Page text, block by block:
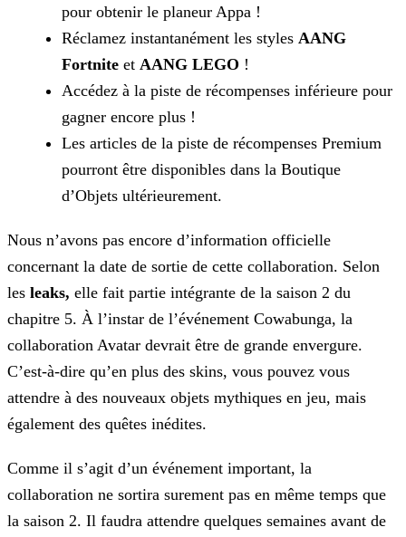
pour obtenir le planeur Appa !
Réclamez instantanément les styles AANG
Fortnite et AANG LEGO !
Accédez à la piste de récompenses inférieure pour
gagner encore plus !
Les articles de la piste de récompenses Premium
pourront être disponibles dans la Boutique
d’Objets ultérieurement.
Nous n’avons pas encore d’information officielle
concernant la date de sortie de cette collaboration. Selon
les leaks, elle fait partie intégrante de la saison 2 du
chapitre 5. À l’instar de l’événement Cowabunga, la
collaboration Avatar devrait être de grande envergure.
C’est-à-dire qu’en plus des skins, vous pouvez vous
attendre à des nouveaux objets mythiques en jeu, mais
également des quêtes inédites.
Comme il s’agit d’un événement important, la
collaboration ne sortira surement pas en même temps que
la saison 2. Il faudra attendre quelques semaines avant de